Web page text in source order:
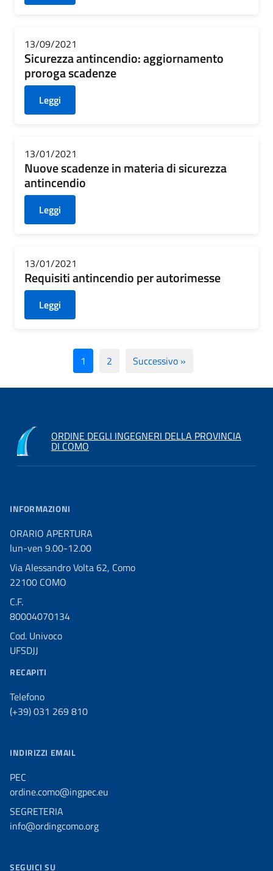
13/09/2021
Sicurezza antincendio: aggiornamento
proroga scadenze
Leggi
13/01/2021
Nuove scadenze in materia di sicurezza
antincendio
Leggi
13/01/2021
Requisiti antincendio per autorimesse
Leggi
1 2 Successivo »
ORDINE DEGLI INGEGNERI DELLA PROVINCIA
DI COMO
INFORMAZIONI
ORARIO APERTURA
lun-ven 9.00-12.00
Via Alessandro Volta 62, Como
22100 COMO
C.F.
80004070134
Cod. Univoco
UFSDJJ
RECAPITI
Telefono
(+39) 031 269 810
INDIRIZZI EMAIL
PEC
ordine.como@ingpec.eu
SEGRETERIA
info@ordingcomo.org
SEGUICI SU